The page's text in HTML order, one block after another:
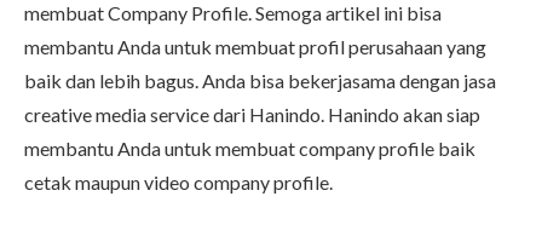
membuat Company Profile. Semoga artikel ini bisa
membantu Anda untuk membuat profil perusahaan yang
baik dan lebih bagus. Anda bisa bekerjasama dengan jasa
creative media service dari Hanindo. Hanindo akan siap
membantu Anda untuk membuat company profile baik
cetak maupunvideo company profile.